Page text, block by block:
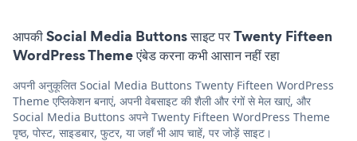
आपकी Social Media Buttons साइट पर Twenty Fifteen
WordPress Theme एंबेड करना कभी आसान नहीं रहा
अपनी अनुकूलित Social Media Buttons Twenty Fifteen WordPress
Theme एप्लिकेशन बनाएं, अपनी वेबसाइट की शैली और रंगों से मेल खाएं, और
Social Media Buttons अपने Twenty Fifteen WordPress Theme
पृष्ठ, पोस्ट, साइडबार, फुटर, या जहाँ भी आप चाहें, पर जोड़ें साइट।